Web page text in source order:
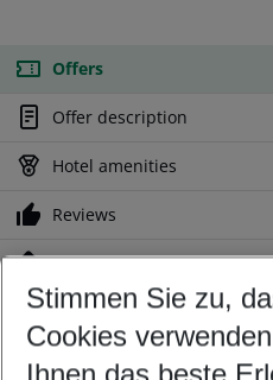
Offers
Offer description
Hotel amenities
Reviews
Location
Customize your offer
Find the perfect deal which
Stimmen Sie zu,
Cookies